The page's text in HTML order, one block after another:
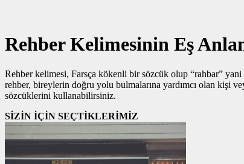
Rehber Kelimesinin Eş
Rehber kelimesi, Farsça kökenli bir sözcük olup “rahbar”
rehber, bireylerin doğru yolu bulmalarına yardımcı olan kişi
sözcüklerini kullanabilirsiniz.
SİZİN İÇİN SEÇTİKLERİMİZ